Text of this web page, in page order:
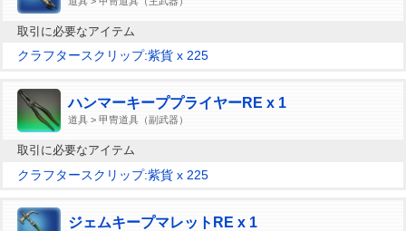
取引に必要なアイテム
クラフタースクリップ:紫貨 x 225
ハンマーキーププライヤーRE x 1
道具 > 甲冑道具（副武器）
取引に必要なアイテム
クラフタースクリップ:紫貨 x 225
ジェムキープマレットRE x 1